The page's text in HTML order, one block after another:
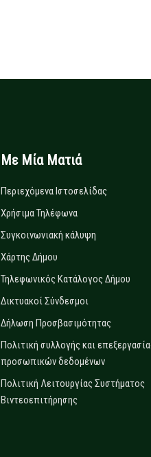
Με Μία Ματιά
Περιεχόμενα Ιστοσελίδας
Χρήσιμα Τηλέφωνα
Συγκοινωνιακή κάλυψη
Χάρτης Δήμου
Τηλεφωνικός Κατάλογος Δήμου
Δικτυακοί Σύνδεσμοι
Δήλωση Προσβασιμότητας
Πολιτική συλλογής και
προσωπικών δεδομένων
Πολιτική Λειτουργίας Συστήματος
Βιντεοεπιτήρησης